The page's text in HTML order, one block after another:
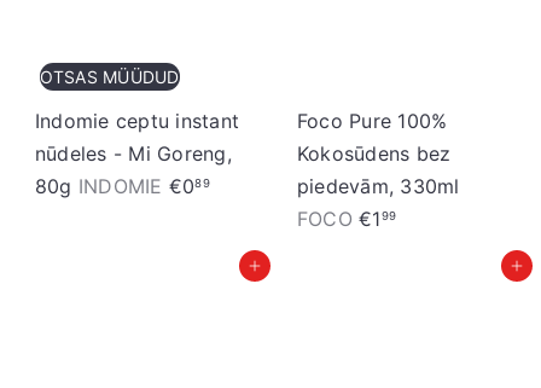
OTSAS MÜÜDUD
Indomie ceptu instant
nūdeles - Mi Goreng,
80g INDOMIE €089
Foco Pure 100%
Kokosūdens bez
piedevām, 330ml
FOCO€199
Pievienot grozam Pievienot grozam